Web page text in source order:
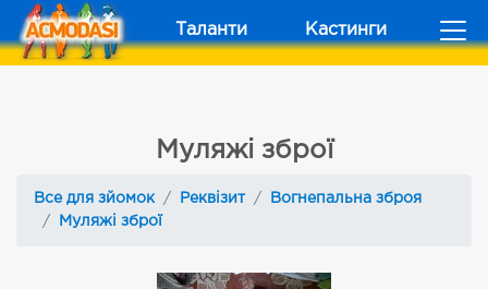
Таланти Кастинги
Муляжі зброї
Все для зйомок Реквізит
Вогнепальна зброя
Муляжі зброї